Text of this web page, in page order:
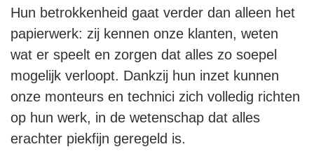
Hun betrokkenheid gaat verder dan alleen het
papierwerk: zij kennen onze klanten, weten
wat er speelt en zorgen dat alles zo soepel
mogelijk verloopt. Dankzij hun inzet kunnen
onze monteurs en technici zich volledig richten
op hun werk, in de wetenschap dat alles
erachter piekfijn geregeld is.